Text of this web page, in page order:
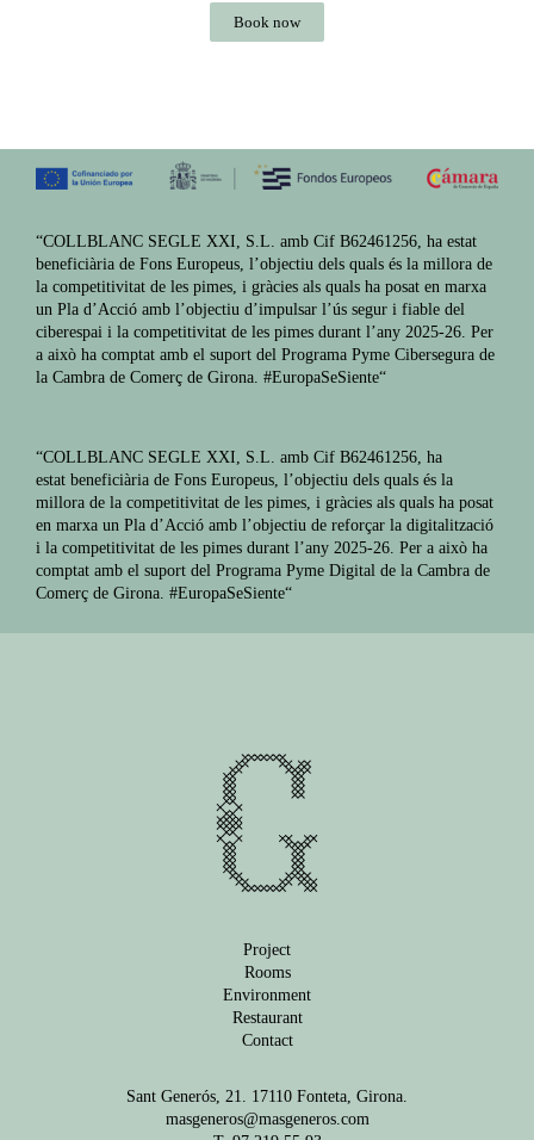
Book now
“COLLBLANC SEGLE XXI, S.L. amb Cif B62461256, ha estat
beneficiària de Fons Europeus, l’objectiu dels quals és la millora de
la competitivitat de les pimes, i gràcies als quals ha posat en marxa
un Pla d’Acció amb l’objectiu d’impulsar l’ús segur i fiable del
ciberespai i la competitivitat de les pimes durant l’any 2025-26. Per
a això ha comptat amb el suport del Programa Pyme Cibersegura de
la Cambra de Comerç de Girona. #EuropaSeSiente“
“COLLBLANC SEGLE XXI, S.L. amb Cif B62461256, ha
estat beneficiària de Fons Europeus, l’objectiu dels quals és la
millora de la competitivitat de les pimes, i gràcies als quals ha posat
en marxa un Pla d’Acció amb l’objectiu de reforçar la digitalització
i la competitivitat de les pimes durant l’any 2025-26. Per a això ha
comptat amb el suport del Programa Pyme Digital de la Cambra de
Comerç de Girona. #EuropaSeSiente“
Project
Rooms
Environment
Restaurant
Contact
Sant Generós, 21. 17110 Fonteta, Girona.
masgeneros@masgeneros.com